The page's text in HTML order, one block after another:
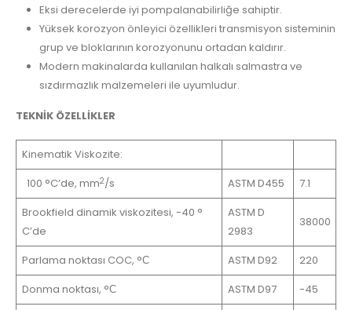
Eksi derecelerde iyi pompalanabilirliğe sahiptir.
Yüksek korozyon önleyici özellikleri transmisyon sisteminin
grup ve bloklarının korozyonunu ortadan kaldırır.
Modern makinalarda kullanılan halkalı salmastra ve
sızdırmazlık malzemeleri ile uyumludur.
TEKNİK ÖZELLİKLER
Kinematik Viskozite:
100 °C’de, mm2/s ASTM D455
7.1
Brookfield dinamik viskozitesi, -40 °
C’de
ASTM D
2983
38000
Parlama noktası COC, °С ASTM D92
220
Donma noktası, °С
ASTM D97 -45